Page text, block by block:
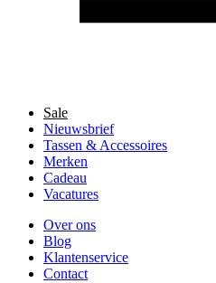
Sale
Nieuwsbrief
Tassen & Accessoires
Merken
Cadeau
Vacatures
Over ons
Blog
Klantenservice
Contact